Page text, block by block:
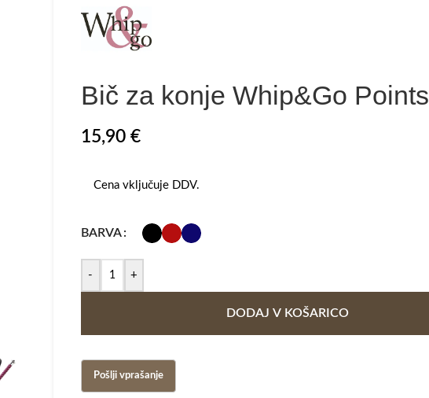
Bič za konje Whip&Go Points
15,90 €
Cena vključuje DDV.
BARVA
- +
DODAJ V KOŠARICO